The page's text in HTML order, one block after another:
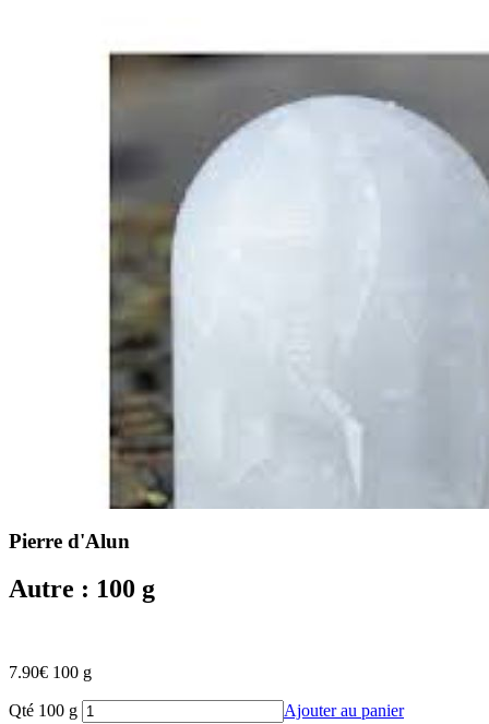
Pierre d'Alun
Autre : 100 g
7.90€ 100 g
Qté 100 g Ajouter au panier